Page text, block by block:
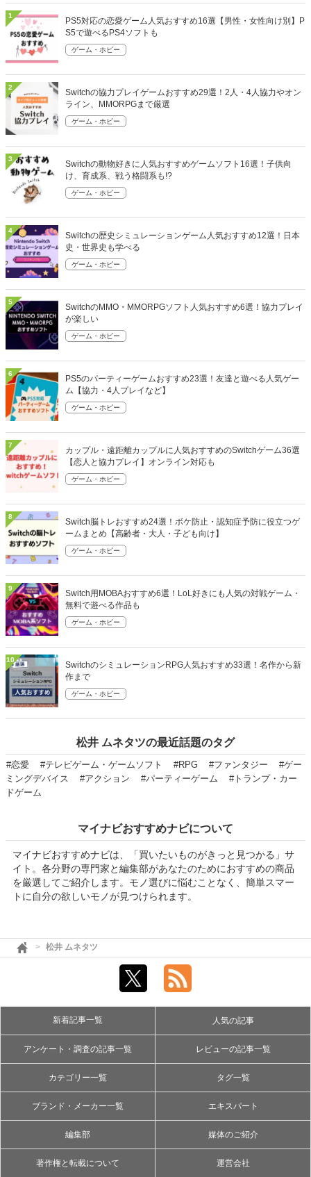
1
PS5対応の恋愛ゲーム人気おすすめ16選【男性・女性向け別】P
S5で遊べるPS4ソフトも
ゲーム・ホビー
2
Switchの協力プレイゲームおすすめ29選！2人・4人協力やオン
ライン、MMORPGまで厳選
ゲーム・ホビー
3
Switchの動物好きに人気おすすめゲームソフト16選！子供向
け、育成系、戦う格闘系も!?
ゲーム・ホビー
4
Switchの歴史シミュレーションゲーム人気おすすめ12選！日本
史・世界史も学べる
ゲーム・ホビー
5
SwitchのMMO・MMORPGソフト人気おすすめ6選！協力プレイ
が楽しい
ゲーム・ホビー
6
PS5のパーティーゲームおすすめ23選！友達と遊べる人気ゲー
ム【協力・4人プレイなど】
ゲーム・ホビー
7
カップル・遠距離カップルに人気おすすめのSwitchゲーム36選
【恋人と協力プレイ】オンライン対応も
ゲーム・ホビー
8
Switch脳トレおすすめ24選！ボケ防止・認知症予防に役立つゲ
ームまとめ【高齢者・大人・子ども向け】
ゲーム・ホビー
9
Switch用MOBAおすすめ6選！LoL好きにも人気の対戦ゲーム・
無料で遊べる作品も
ゲーム・ホビー
10
SwitchのシミュレーションRPG人気おすすめ33選！名作から新
作まで
ゲーム・ホビー
松井 ムネタツの最近話題のタグ
#恋愛 #テレビゲーム・ゲームソフト #RPG #ファンタジー
#ゲー
ミングデバイス
#アクション #パーティーゲーム
#トランプ・カー
ドゲーム
マイナビおすすめナビについて
マイナビおすすめナビは、「買いたいものがきっと見つかる」サ
イト。各分野の専門家と編集部があなたのためにおすすめの商品
を厳選してご紹介します。モノ選びに悩むことなく、簡単スマー
トに自分の欲しいモノが見つけられます。
松井 ムネタツ
新着記事一覧 人気の記事
アンケート・調査の記事一覧 レビューの記事一覧
カテゴリー一覧 タグ一覧
ブランド・メーカー一覧 エキスパート
編集部 媒体のご紹介
著作権と転載について 運営会社